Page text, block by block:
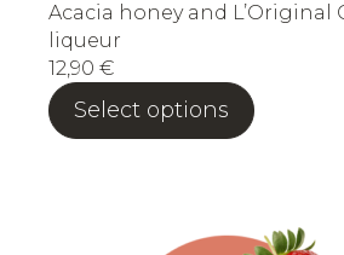
Acacia honey and L’Original
liqueur
12,90 €
Select options